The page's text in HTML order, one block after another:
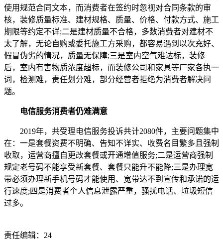
使用规范合同文本，而消费者在签约时忽视对合同条款的审
核，装修质量标准、建材规格、质量、价格、付款方式、施工
期限等约定不详;二是建材质量不合格，多数消费者对建材不
太了解，无论自购或委托施工方采购，都容易遇到以次充好、
假冒伪劣的情况，质量无保障;三是室内空气难达标，装修
后，室内有害物质浓度超标，而装修公司和家具等厂家各执一
词，检测难，责任划分难，部分经营者拒绝为消费者解决问
题。
电信服务消费者仍难满意
2019年，共受理电信服务投诉共计2080件，主要问题集中
在：一是套餐资费不明确、告知不详实、收费名目繁多且强制
收取，运营商擅自更改套餐或开通增值服务;二是运营商强制
规定老号码不能享受新套餐、套餐只能升不能降;三是办理宽
带必须办理新手机号码才能使用、宽带达不到宣传和承诺的运
行速度;四是消费者个人信息泄露严重，骚扰电话、垃圾短信
过多。
责任编辑：24